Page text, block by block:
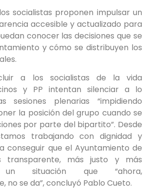
socialistas proponen impulsar un
accesible y actualizado para
conocer las decisiones que se
y cómo se distribuyen los
a los socialistas de la vida
y PP intentan silenciar a lo
sesiones plenarias “impidiendo
la posición del grupo cuando se
por parte del bipartito”. Desde
trabajando con dignidad y
conseguir que el Ayuntamiento de
transparente, más justo y más
un situación que “ahora,
no se da”, concluyó Pablo Cueto.